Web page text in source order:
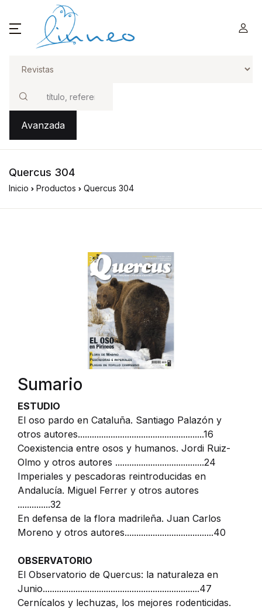
Buscar
Avanzada
Quercus 304
Inicio Productos Quercus 304
Sumario
ESTUDIO
El oso pardo en Cataluña. Santiago Palazón y
otros autores......................................................16
Coexistencia entre osos y humanos. Jordi Ruiz-
Olmo y otros autores ......................................24
Imperiales y pescadoras reintroducidas en
Andalucía. Miguel Ferrer y otros autores
..............32
En defensa de la flora madrileña. Juan Carlos
Moreno y otros autores......................................40
OBSERVATORIO
El Observatorio de Quercus: la naturaleza en
Junio...................................................................47
Cernícalos y lechuzas, los mejores rodenticidas.